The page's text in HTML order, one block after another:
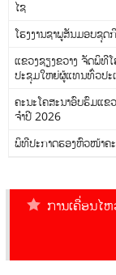
ໄຊ
ໂຮງງານຊາພູສັນມອບຊຸດ
ແຂວງຊຽງຂວາງ ຈັດພິທີ
ປະຊຸມໃຫຍ່ຜູ້ແທນທົ່ວປະ
ຄະນະໂຄສະນາອົບຮົມແ
ຈໍາປີ 2026
ພິທີປະກາດຮອງຫົວໜ້າຄ
ການເຄື່ອນໄ